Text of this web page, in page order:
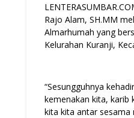
Rajo Alam, SH.MM
Almarhumah yang
Kelurahan Kuranji,
“Sesungguhnya
kemenakan kita, karib
kita kita antar sesama